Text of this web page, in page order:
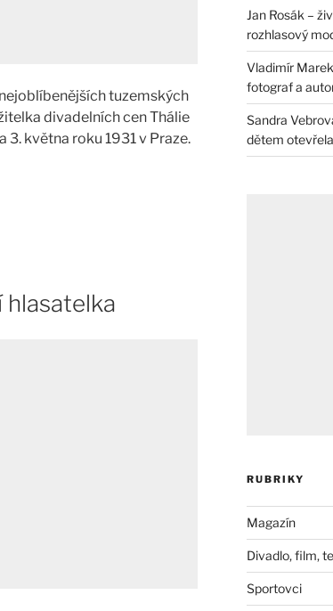
tuzemských
divadelních cen Thálie
května roku 1931 v Praze.
hlasatelka
Jan Rosák –
rozhlasový
Vladimír
fotograf a
Sandra
dětem
RUBRIKY
Magazín
Divadlo, film,
Sportovci